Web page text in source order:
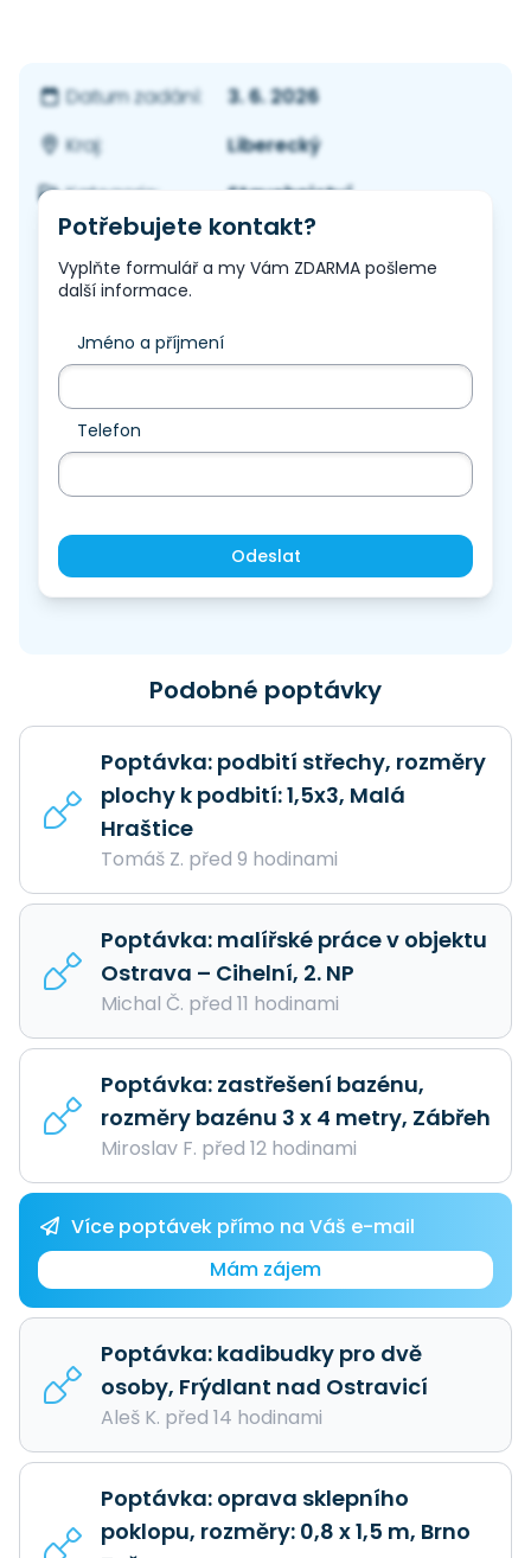
Datum zadání:
3. 6. 2026
Kraj:
Liberecký
Kategorie:
Stavebnictví
Potřebujete kontakt?
Vyplňte formulář a my Vám ZDARMA pošleme
další informace.
Jméno a příjmení
Telefon
Odeslat
Podobné poptávky
Poptávka: podbití střechy, rozměry
plochy k podbití: 1,5x3, Malá
Hraštice
Tomáš Z. před 9 hodinami
Poptávka: malířské práce v objektu
Ostrava – Cihelní, 2. NP
Michal Č. před 11 hodinami
Poptávka: zastřešení bazénu,
rozměry bazénu 3 x 4 metry, Zábřeh
Miroslav F. před 12 hodinami
Více poptávek přímo na Váš e-mail
Mám zájem
Poptávka: kadibudky pro dvě
osoby, Frýdlant nad Ostravicí
Aleš K. před 14 hodinami
Poptávka: oprava sklepního
poklopu, rozměry: 0,8 x 1,5 m, Brno